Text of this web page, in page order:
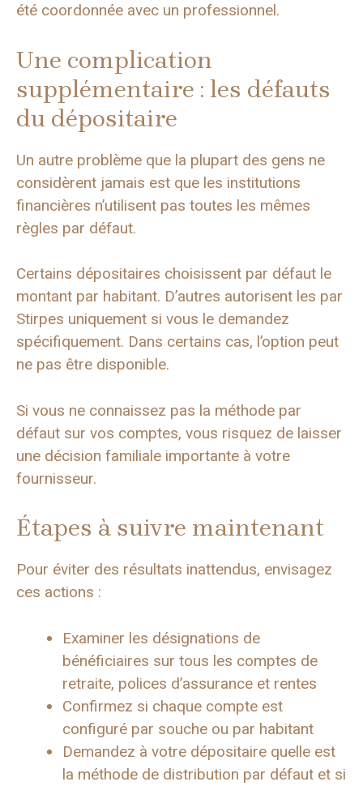
été coordonnée avec un professionnel.
Une complication
supplémentaire : les défauts
du dépositaire
Un autre problème que la plupart des gens ne
considèrent jamais est que les institutions
financières n’utilisent pas toutes les mêmes
règles par défaut.
Certains dépositaires choisissent par défaut le
montant par habitant. D’autres autorisent les par
Stirpes uniquement si vous le demandez
spécifiquement. Dans certains cas, l’option peut
ne pas être disponible.
Si vous ne connaissez pas la méthode par
défaut sur vos comptes, vous risquez de laisser
une décision familiale importante à votre
fournisseur.
Étapes à suivre maintenant
Pour éviter des résultats inattendus, envisagez
ces actions :
Examiner les désignations de
bénéficiaires sur tous les comptes de
retraite, polices d’assurance et rentes
Confirmez si chaque compte est
configuré par souche ou par habitant
Demandez à votre dépositaire quelle est
la méthode de distribution par défaut et si